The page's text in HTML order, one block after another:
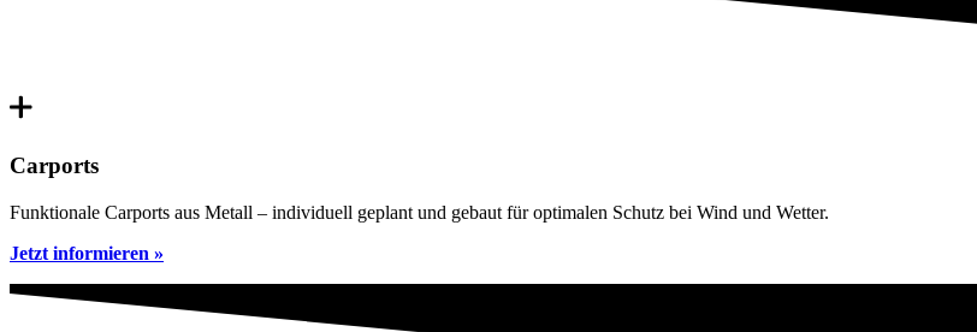
Carports
Funktionale Carports aus Metall – individuell geplant und gebaut für optimalen Schutz bei Wind und Wetter.
Jetzt informieren »